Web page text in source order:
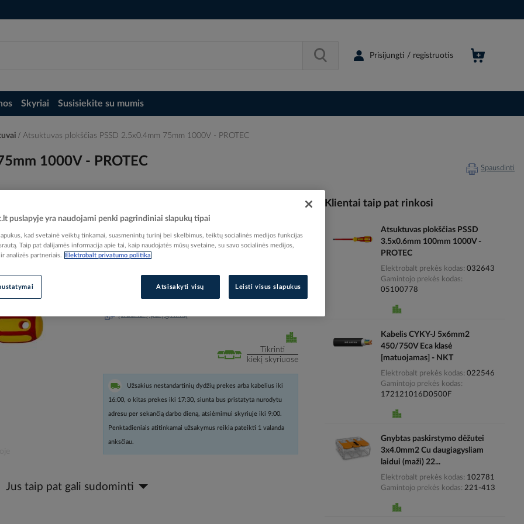
Prisijungti / registruotis
Skyriai Susisiekite su mumis
Atsuktuvas plokščias PSSD 2.5x0.4mm 75mm 1000V - PROTEC
1000V - PROTEC Spausdinti
Elektrobalt prekės kodas
032642
EAN kodas
4016705107773
Gamintojo prekės kodas
Prisijunkite, norėdami pamatyti kainas
Įtraukti į palyginimą
Tikrinti
kiekį skyriuose
Užsakius nestandartinių dydžių prekes arba kabelius iki
16:00, o kitas prekes iki 17:30, siunta bus pristatyta nurodytu
adresu per sekančią darbo dieną, atsiėmimui skyriuje iki 9:00.
Penktadieniais atitinkamai užsakymus reikia pateikti 1 valanda
anksčiau.
Jus taip pat gali sudominti
Klientai taip pat rinkosi
Atsuktuvas plokščias PSSD
3.5x0.6mm 100mm 1000V -
PROTEC
Elektrobalt prekės kodas 032643
Gamintojo prekės kodas
05100778
Kabelis CYKY-J 5x6mm2
450/750V Eca klasė
[matuojamas] - NKT
Elektrobalt prekės kodas 022546
Gamintojo prekės kodas
172121016D0500F
Gnybtas paskirstymo dėžutei
3x4.0mm2 Cu daugiagysliam
laidui (maži) 22...
Elektrobalt prekės kodas
102781
Gamintojo prekės kodas
221-413
puslapyje yra naudojami penki pagrindiniai slapukų tipai
kad svetainė veiktų tinkamai, suasmenintų turinį bei skelbimus, teiktų socialinės medijos funkcijas
Taip pat dalijamės informacija apie tai, kaip naudojatės mūsų svetaine, su savo socialinės medijos,
analizės partneriais.
Elektrobalt privatumo politika
Atsisakyti visų Leisti visus slapukus